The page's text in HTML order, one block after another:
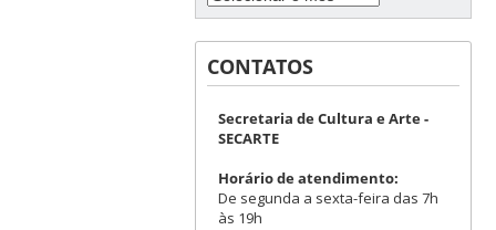
CONTATOS
Secretaria de Cultura e Arte -
SECARTE
Horário de atendimento:
De segunda a sexta-feira das 7h
às 19h